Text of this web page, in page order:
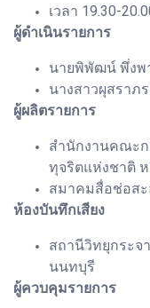
เวลา 19.30-
ผู้ดำเนินรายการ
นายพิพัฒน์ พึ่งพ
นางสาวผุสราภ
ผู้ผลิตรายการ
สำนักงานคณะก
ทุจริตแห่งชาติ ห
สมาคมสื่อช่อสะ
ห้องบันทึกเสียง
สถานีวิทยุกระจ
นนทบุรี
ผู้ควบคุมรายการ